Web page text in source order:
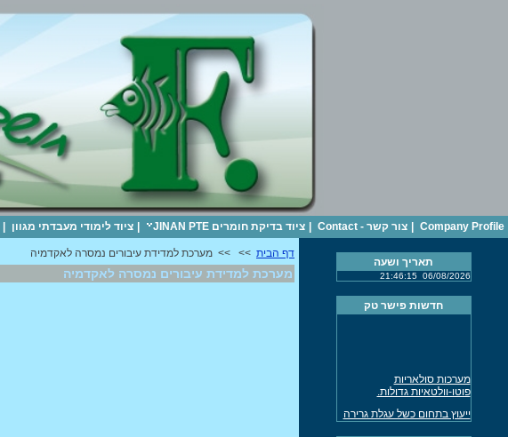
Company Profile צור קשר - Contact ציוד בדיקת חומרים JINAN PTE ציוד לימודי מעבדתי מגוון
תאריך ושעה
06/08/2026
21:46:15
חדשות פישר טק
מערכות סולאריות
פוטו-וולטאיות גדולות.
ייעוץ בתחום כשל עגלת גרירה
למשאית
דף הבית >> >> מערכת למדידת עיבורים נמסרה לאקדמיה
מערכת למדידת עיבורים נמסרה לאקדמיה